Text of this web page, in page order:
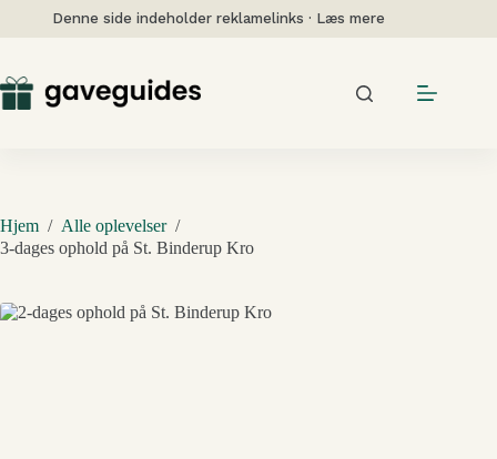
Denne side indeholder reklamelinks · Læs mere
Hjem / Alle oplevelser /
3-dages ophold på St. Binderup Kro